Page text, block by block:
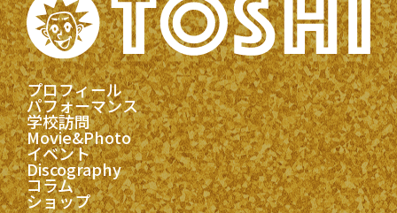
プロフィール
パフォーマンス
学校訪問
Movie&Photo
イベント
Discography
コラム
ショップ